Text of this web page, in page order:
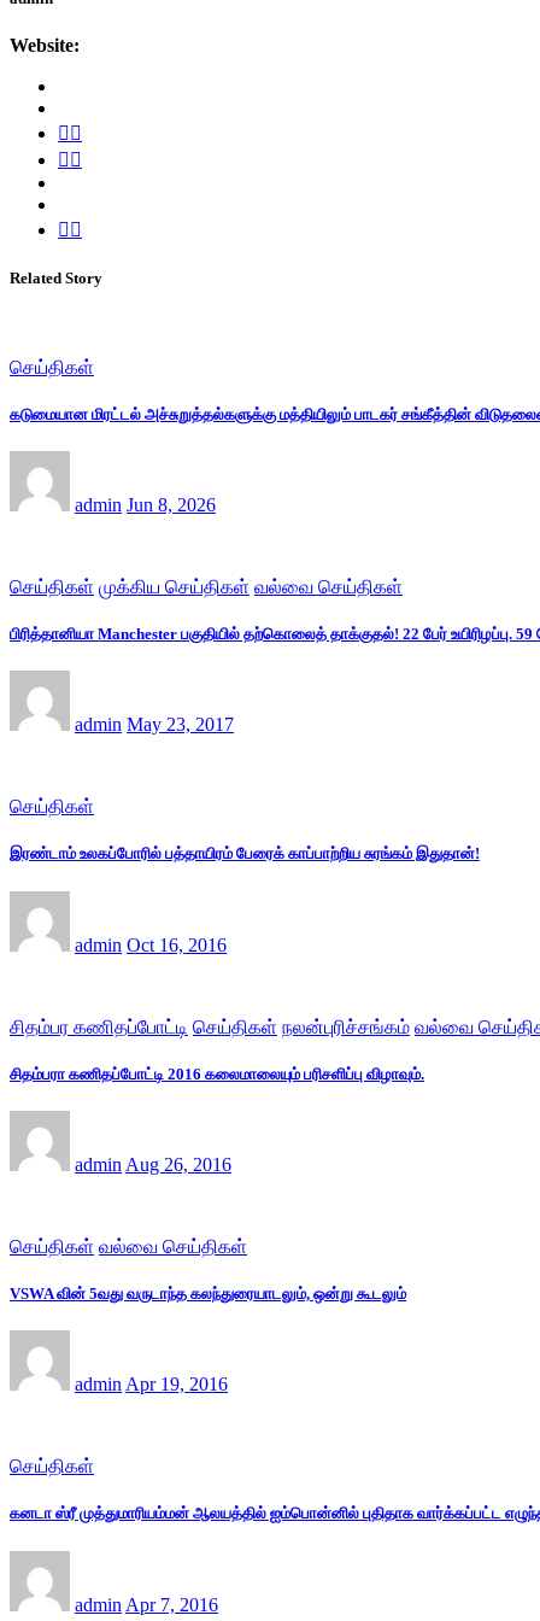
Website:
Related Story
செய்திகள்
கடுமையான மிரட்டல் அச்சுறுத்தல்களுக்கு மத்தியிலும் பாடகர் சங்கீத்தின்
admin Jun 8, 2026
செய்திகள் முக்கிய செய்திகள் வல்வை செய்திகள்
பிரித்தானியா Manchester பகுதியில் தற்கொலைத் தாக்குதல்! 22 பேர் உயிரிழப்பு.
admin May 23, 2017
செய்திகள்
இரண்டாம் உலகப்போரில் பத்தாயிரம் பேரைக் காப்பாற்றிய சுரங்கம் இதுதான்!
admin Oct 16, 2016
சிதம்பர கணிதப்போட்டி செய்திகள் நலன்புரிச்சங்கம் வல்வை
சிதம்பரா கணிதப்போட்டி 2016 கலைமாலையும் பரிசளிப்பு விழாவும்.
admin Aug 26, 2016
செய்திகள் வல்வை செய்திகள்
VSWA வின் 5வது வருடாந்த கலந்துரையாடலும், ஒன்று கூடலும்
admin Apr 19, 2016
செய்திகள்
கனடா ஸ்ரீ முத்துமாரியம்மன் ஆலயத்தில் ஐம்பொன்னில் புதிதாக வார்க்கப்பட்ட
admin Apr 7, 2016